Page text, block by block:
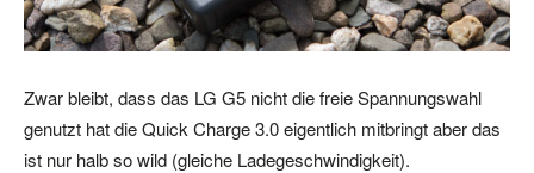
Zwar bleibt, dass das LG G5 nicht die freie Spannungswahl
genutzt hat die Quick Charge 3.0 eigentlich mitbringt aber das
ist nur halb so wild (gleiche Ladegeschwindigkeit).